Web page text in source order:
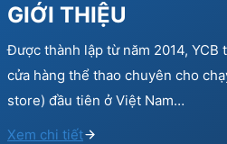
GIỚI THIỆU
Được thành lập từ năm 2014,
cửa hàng thể thao chuyên cho
store) đầu tiên ở Việt Nam…
Xem chi tiết